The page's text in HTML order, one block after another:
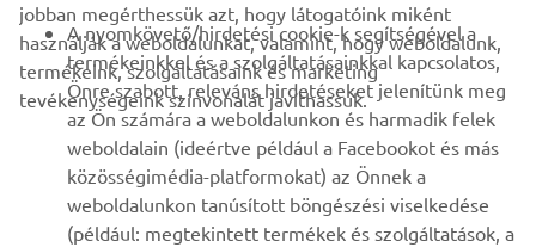
B2B
TÖBB YAMAHA
TÁMOGATÁS
HÍRLEVÉL
jobban megérthessük azt, hogy látogatóink miként
használják a weboldalunkat, valamint, hogy weboldalunk,
termékeink, szolgáltatásaink és marketing
tevékenységeink színvonalát javíthassuk.
A nyomkövető/hirdetési cookie-k segítségével a
termékeinkkel és a szolgáltatásainkkal kapcsolatos,
Önre szabott, releváns hirdetéseket jelenítünk meg
az Ön számára a weboldalunkon és harmadik felek
weboldalain (ideértve például a Facebookot és más
közösségimédia-platformokat) az Önnek a
weboldalunkon tanúsított böngészési viselkedése
(például: megtekintett termékek és szolgáltatások, a